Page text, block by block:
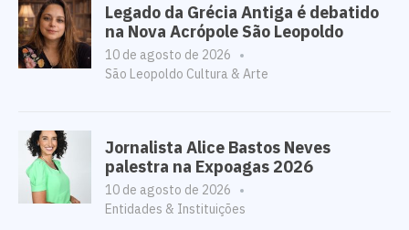
Legado da Grécia Antiga é debatido
na Nova Acrópole São Leopoldo
10 de agosto de 2026
São Leopoldo Cultura & Arte
Jornalista Alice Bastos Neves
palestra na Expoagas 2026
10 de agosto de 2026
Entidades & Instituições